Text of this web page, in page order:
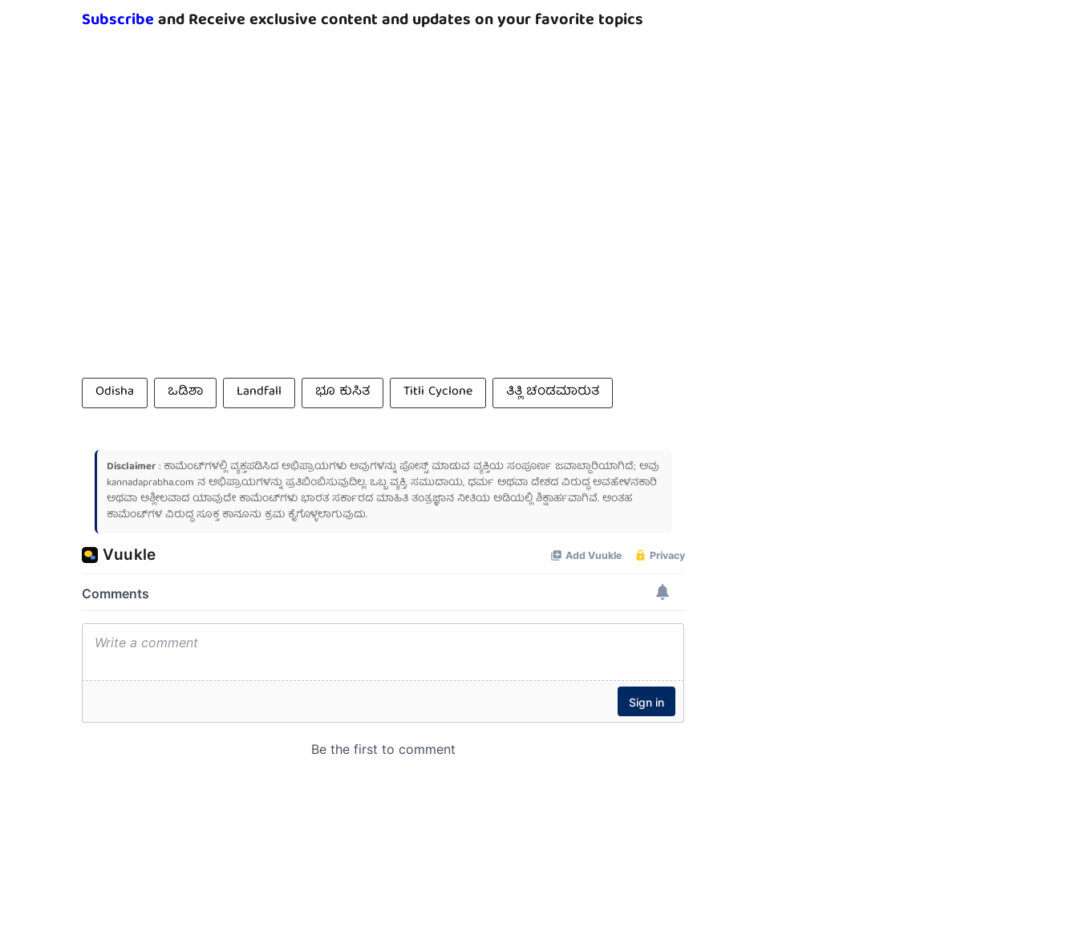
Subscribeand Receive exclusive content and updates on your favorite topics
Odisha ಒಡಿಶಾ Landfall ಭೂ ಕುಸಿತ Titli Cyclone ತಿತ್ಲಿ ಚಂಡಮಾರುತ
Disclaimer: ಕಾಮೆಂಟ್‌ಗಳಲ್ಲಿ ವ್ಯಕ್ತಪಡಿಸಿದ ಅಭಿಪ್ರಾಯಗಳು ಅವುಗಳನ್ನು ಪೋಸ್ಟ್ ಮಾಡುವ ವ್ಯಕ್ತಿಯ ಸಂಪೂರ್ಣ ಜವಾಬ್ದಾರಿಯಾಗಿದೆ; ಅವು
kannadaprabha.com ನ ಅಭಿಪ್ರಾಯಗಳನ್ನು ಪ್ರತಿಬಿಂಬಿಸುವುದಿಲ್ಲ. ಒಬ್ಬ ವ್ಯಕ್ತಿ, ಸಮುದಾಯ, ಧರ್ಮ ಅಥವಾ ದೇಶದ ವಿರುದ್ಧ ಅವಹೇಳನಕಾರಿ
ಅಥವಾ ಅಶ್ಲೀಲವಾದ ಯಾವುದೇ ಕಾಮೆಂಟ್‌ಗಳು ಭಾರತ ಸರ್ಕಾರದ ಮಾಹಿತಿ ತಂತ್ರಜ್ಞಾನ ನೀತಿಯ ಅಡಿಯಲ್ಲಿ ಶಿಕ್ಷಾರ್ಹವಾಗಿವೆ. ಅಂತಹ
ಕಾಮೆಂಟ್‌ಗಳ ವಿರುದ್ಧ ಸೂಕ್ತ ಕಾನೂನು ಕ್ರಮ ಕೈಗೊಳ್ಳಲಾಗುವುದು.